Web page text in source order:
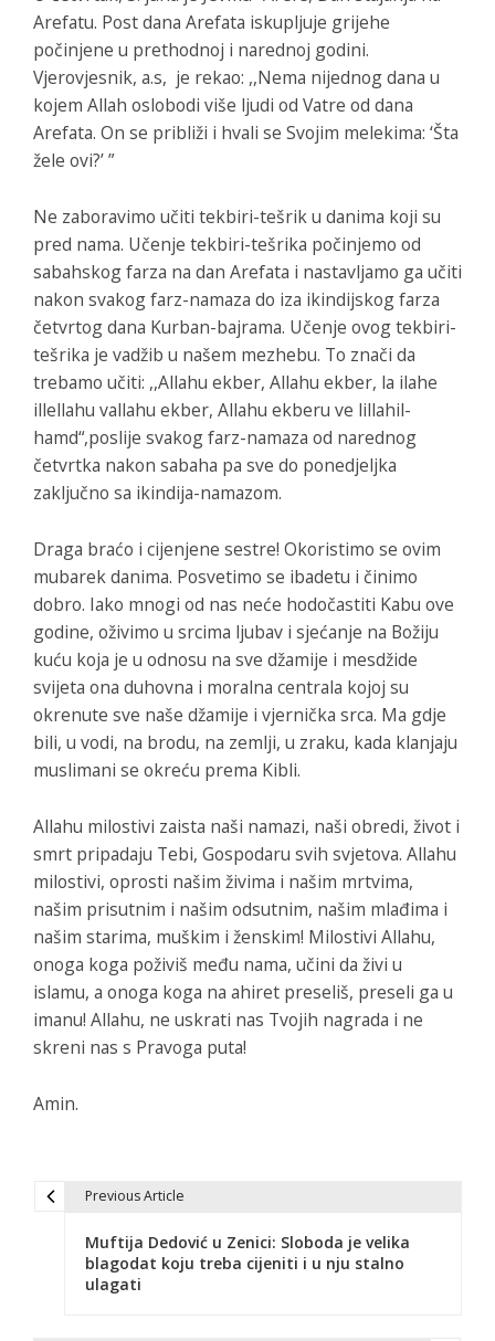
Arefatu. Post dana Arefata iskupljuje grijehe
počinjene u prethodnoj i narednoj godini.
Vjerovjesnik, a.s, je rekao: ,,Nema nijednog dana u
kojem Allah oslobodi više ljudi od Vatre od dana
Arefata. On se približi i hvali se Svojim melekima: ‘Šta
žele ovi?’ ”
Ne zaboravimo učiti tekbiri-tešrik u danima koji su
pred nama. Učenje tekbiri-tešrika počinjemo od
sabahskog farza na dan Arefata i nastavljamo ga učiti
nakon svakog farz-namaza do iza ikindijskog farza
četvrtog dana Kurban-bajrama. Učenje ovog tekbiri-
tešrika je vadžib u našem mezhebu. To znači da
trebamo učiti: ,,Allahu ekber, Allahu ekber, la ilahe
illellahu vallahu ekber, Allahu ekberu ve lillahil-
hamd“,poslije svakog farz-namaza od narednog
četvrtka nakon sabaha pa sve do ponedjeljka
zaključno sa ikindija-namazom.
Draga braćo i cijenjene sestre! Okoristimo se ovim
mubarek danima. Posvetimo se ibadetu i činimo
dobro. Iako mnogi od nas neće hodočastiti Kabu ove
godine, oživimo u srcima ljubav i sjećanje na Božiju
kuću koja je u odnosu na sve džamije i mesdžide
svijeta ona duhovna i moralna centrala kojoj su
okrenute sve naše džamije i vjernička srca. Ma gdje
bili, u vodi, na brodu, na zemlji, u zraku, kada klanjaju
muslimani se okreću prema Kibli.
Allahu milostivi zaista naši namazi, naši obredi, život i
smrt pripadaju Tebi, Gospodaru svih svjetova. Allahu
milostivi, oprosti našim živima i našim mrtvima,
našim prisutnim i našim odsutnim, našim mlađima i
našim starima, muškim i ženskim! Milostivi Allahu,
onoga koga poživiš među nama, učini da živi u
islamu, a onoga koga na ahiret preseliš, preseli ga u
imanu! Allahu, ne uskrati nas Tvojih nagrada i ne
skreni nas s Pravoga puta!
Amin.
Previous Article
Muftija Dedović u Zenici: Sloboda je velika
blagodat koju treba cijeniti i u nju stalno
ulagati